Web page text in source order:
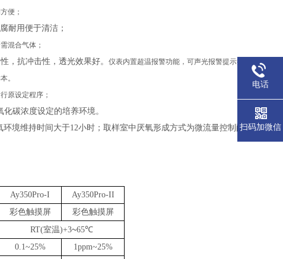
便；
耐用便于清洁；
混合气体；
，抗冲击性，透光效果好。 仪表内置超温报警功能，可声光报警提示操作者，
。
原设定程序；
碳浓度设定的培养环境。
环境维持时间大于12小时； 取样室中厌氧形成方式为微流量控制配以真空、
Ay350Pro-I Ay350Pro-II
彩色触摸屏
彩色触摸屏
RT(室温)+3~65℃
0.1~25% 1ppm~25%
电话
扫码加微信